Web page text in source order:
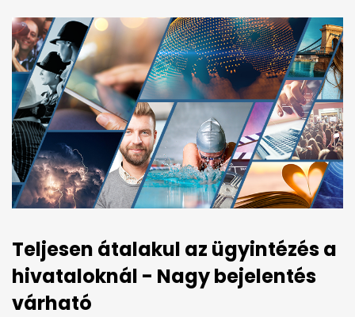
Teljesen átalakul az ügyintézés a
hivataloknál - Nagy bejelentés
várható